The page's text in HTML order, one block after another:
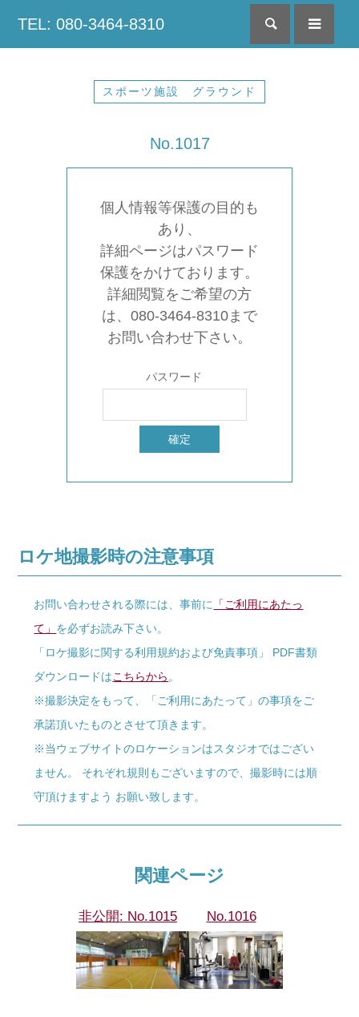
TEL: 080-3464-8310 検索
スポーツ施設 グラウンド
No.1017
個人情報等保護の目的も
あり、
詳細ページはパスワード
保護をかけております。
詳細閲覧をご希望の方
は、080-3464-8310まで
お問い合わせ下さい。
パスワード
ロケ地撮影時の注意事項
お問い合わせされる際には、事前に 「ご利用にあたっ
て」 を必ずお読み下さい。
「ロケ撮影に関する利用規約および免責事項」 PDF書類
ダウンロードはこちらから。
※撮影決定をもって、「ご利用にあたって」の事項をご
承諾頂いたものとさせて頂きます。
※当ウェブサイトのロケーションはスタジオではござい
ません。 それぞれ規則もございますので、撮影時には順
守頂けますよう お願い致します。
関連ページ
非公開: No.1015 No.1016